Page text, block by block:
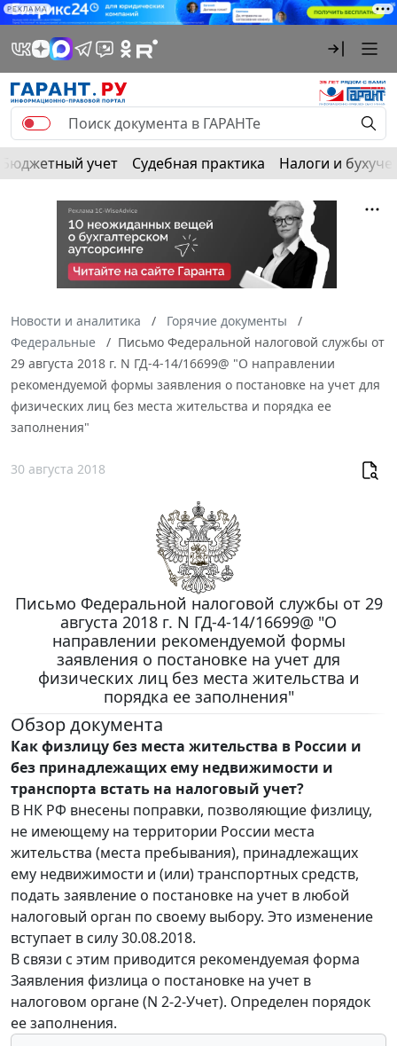
РЕКЛАМА
Бюджетный учет Судебная практика Налоги и
Новости и аналитика
Горячие документы
Федеральные
Письмо Федеральной налоговой службы от
29 августа 2018 г. N ГД-4-14/16699@ "О направлении
рекомендуемой формы заявления о постановке на учет для
физических лиц без места жительства и порядка ее
заполнения"
30 августа 2018
Письмо Федеральной налоговой службы от 29
августа 2018 г. N ГД-4-14/16699@ "О
направлении рекомендуемой формы
заявления о постановке на учет для
физических лиц без места жительства и
порядка ее заполнения"
Обзор документа
Как физлицу без места жительства в России и
без принадлежащих ему недвижимости и
транспорта встать на налоговый учет?
В НК РФ внесены поправки, позволяющие физлицу,
не имеющему на территории России места
жительства (места пребывания), принадлежащих
ему недвижимости и (или) транспортных средств,
подать заявление о постановке на учет в любой
налоговый орган по своему выбору. Это изменение
вступает в силу 30.08.2018.
В связи с этим приводится рекомендуемая форма
Заявления физлица о постановке на учет в
налоговом органе (N 2-2-Учет). Определен порядок
ее заполнения.